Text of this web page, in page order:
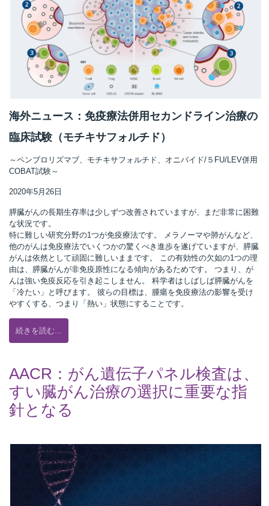
海外ニュース：免疫療法併用セカンドライン治療の
臨床試験（モチキサフォルチド）
～ペンブロリズマブ、モチキサフォルチド、オニバイド/５FU/LEV併用
COBAT試験～
2020年5月26日
膵臓がんの長期生存率は少しずつ改善されていますが、まだ非常に困難
な状況です。
特に難しい研究分野の1つが免疫療法です。 メラノーマや肺がんなど、
他のがんは免疫療法でいくつかの驚くべき進歩を遂げていますが、膵臓
がんは依然として頑固に難しいままです。 この有効性の欠如の1つの理
由は、膵臓がんが非免疫原性になる傾向があるためです。 つまり、が
んは強い免疫反応を引き起こしません。 科学者はしばしば膵臓がんを
「冷たい」と呼びます。 彼らの目標は、腫瘍を免疫療法の影響を受け
やすくする、つまり「熱い」状態にすることです。
続きを読む...
AACR：がん遺伝子パネル検査は、
すい臓がん治療の選択に重要な指
針となる